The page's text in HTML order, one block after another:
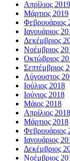
Απρίλιος 2019
Μάρτιος 2019
Φεβρουάριος
Ιανουάριος
Δεκέμβριος
Νοέμβριος
Οκτώβριος
Σεπτέμβριος
Αύγουστος
Ιούλιος 2018
Ιούνιος 2018
Μάιος 2018
Απρίλιος 2018
Μάρτιος 2018
Φεβρουάριος
Ιανουάριος
Δεκέμβριος
Νοέμβριος